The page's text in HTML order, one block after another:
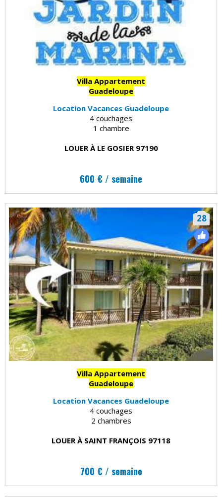
Villa Appartement
Guadeloupe
Location Vacances Guadeloupe
4 couchages
1 chambre
LOUER À LE GOSIER 97190
600 € / semaine
28
Villa Appartement
Guadeloupe
Location Vacances Guadeloupe
4 couchages
2 chambres
LOUER À SAINT FRANÇOIS 97118
700 € / semaine